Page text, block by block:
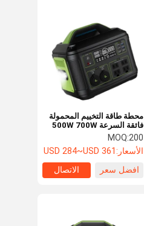
محطة طاقة التخييم المحمولة
فائقة السرعة 500W 700W
منفذ USB مزدوجMOQ:200
الأسعار:USD 284~USD 361
افضل سعر
الاتصال